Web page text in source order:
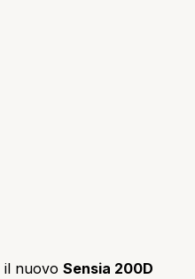
il nuovo Sensia 200D